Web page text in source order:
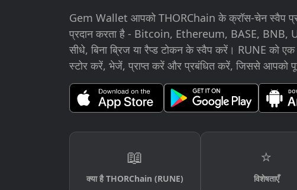
Gem Wallet आपको THORChain के क्रॉस-चेन स्वैप
प्रदान करता है - Bitcoin, Ethereum, BASE, BNB,
सीधे, बिना ब्रिज या रैप्ड टोकन के स्वैप करें। RUNE को
स्टोर करें, भेजें, प्राप्त करें और प्रबंधित करें, जिससे आपको
📖
क्या है THORChain (RUNE)
⭐
विशेषताएँ